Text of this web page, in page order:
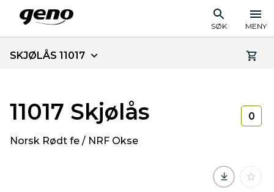
SØK MENY
SKJØLÅS 11017
11017 Skjølås
Norsk Rødt fe / NRF Okse
0